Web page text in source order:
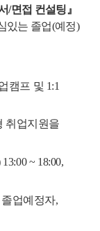
/면접 컨설팅 』
있는 졸업(예정)
캠프 및 1:1
취업지원을
13:00 ~ 18:00,
졸업예정자,